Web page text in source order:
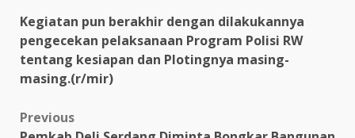
Kegiatan pun berakhir dengan dilakukannya
pengecekan pelaksanaan Program Polisi RW
tentang kesiapan dan Plotingnya masing-
masing.(r/mir)
Post
Previous